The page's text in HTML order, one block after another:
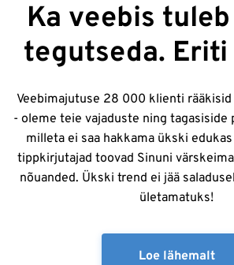
Ka veebis
tegutseda. Eriti
Veebimajutuse 28 000 klienti
- oleme teie vajaduste ning tagasiside
milleta ei saa hakkama ükski
tippkirjutajad toovad Sinuni
nõuanded. Ükski trend ei jää
ületamatuks!
Loe lähemalt